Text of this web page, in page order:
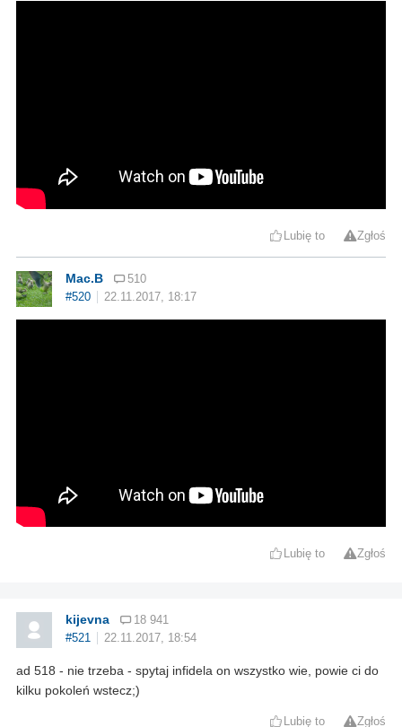
Lubię to Zgłoś
Mac.B
510
#520
22.11.2017, 18:17
Lubię to Zgłoś
kijevna
18 941
#521
22.11.2017, 18:54
ad 518 - nie trzeba - spytaj infidela on wszystko wie, powie ci do
kilku pokoleń wstecz;)
Lubię to Zgłoś